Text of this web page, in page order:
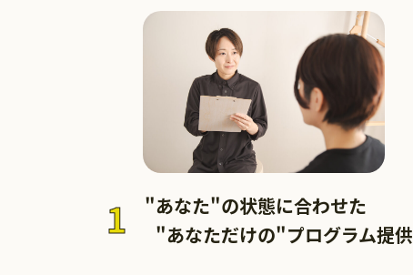
1
"あなた"の状態に合わせた
"あなただけの"プログラム提供